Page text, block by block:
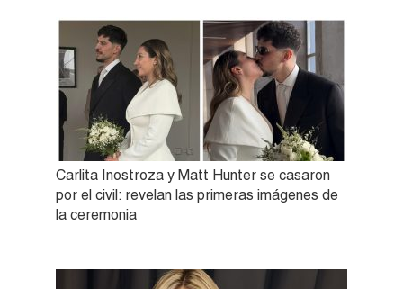
Carlita Inostroza y Matt Hunter se casaron
por el civil: revelan las primeras imágenes de
la ceremonia